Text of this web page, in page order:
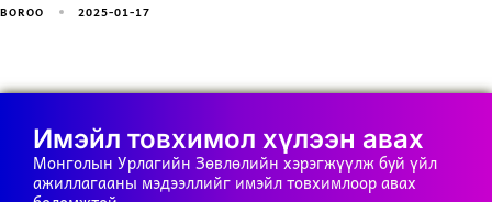
BOROO 2025-01-17
Имэйл товхимол хүлээн авах
Монголын Урлагийн Зөвлөлийн хэрэгжүүлж буй үйл
ажиллагааны мэдээллийг имэйл товхимлоор авах